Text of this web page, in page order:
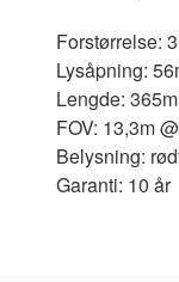
Forstørrelse:
Lysåpning:
Lengde:
FOV: 13,3m
Belysning:
Garanti: 10 år